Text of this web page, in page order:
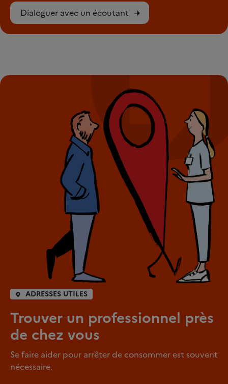
Dialoguer avec un écoutant
ADRESSES UTILES
Trouver un professionnel près
de chez vous
Se faire aider pour arrêter de consommer est souvent
nécessaire.